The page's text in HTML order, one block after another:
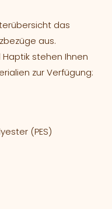
das
aus.
stehen Ihnen
zur Verfügung:
(PES)